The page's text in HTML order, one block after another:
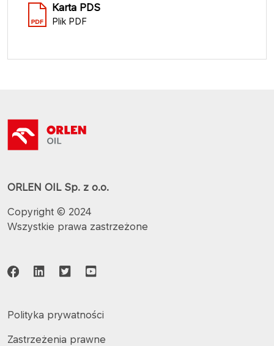
Karta PDS
Plik PDF
ORLEN OIL Sp. z o.o.
Copyright © 2024
Wszystkie prawa zastrzeżone
Polityka prywatności
Zastrzeżenia prawne